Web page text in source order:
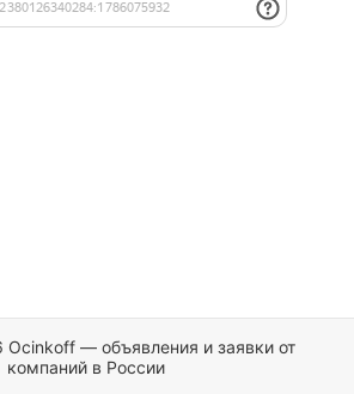
— объявления и заявки от
компаний в России